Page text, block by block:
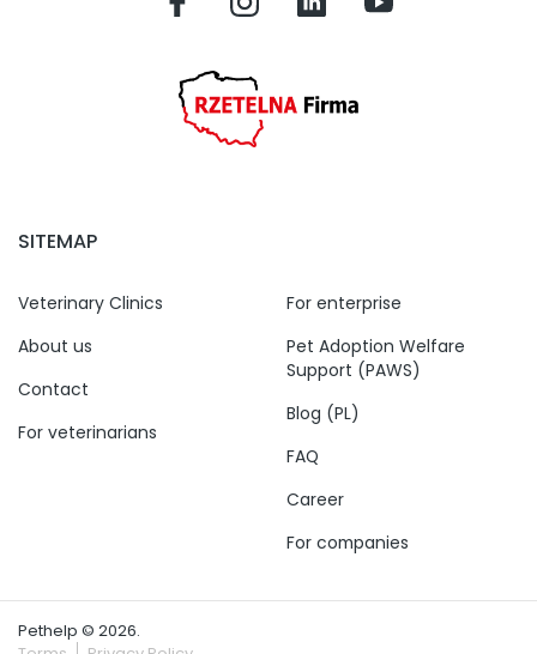
SITEMAP
Veterinary Clinics
About us
Contact
For veterinarians
For enterprise
Pet Adoption Welfare
Support (PAWS)
Blog (PL)
FAQ
Career
For companies
Pethelp © 2026.